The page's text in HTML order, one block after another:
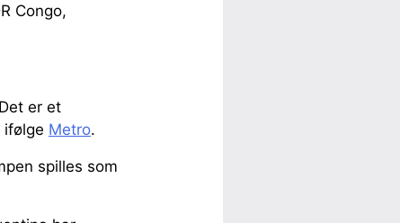
Congo,
er et
ifølge Metro.
spilles som